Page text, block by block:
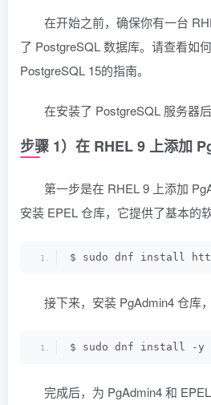
在开始之前，确保你有一台
了 PostgreSQL 数据库。请查看如
PostgreSQL 15的指南。
在安装了 PostgreSQL 服务器
步骤 1）在 RHEL 9 上添加
第一步是在 RHEL 9 上添加
安装 EPEL 仓库，它提供了基本的软
$ sudo dnf install
接下来，安装 PgAdmin4 仓库
$ sudo dnf install -y
完成后，为 PgAdmin4 和